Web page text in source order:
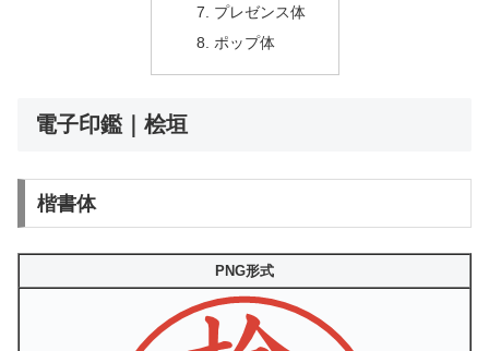
プレゼンス体
ポップ体
電子印鑑｜桧垣
楷書体
PNG形式